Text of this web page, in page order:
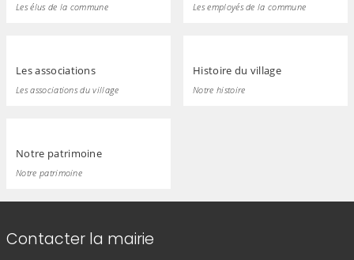
Les élus de la commune Les employés de la commune
Les associations
Les associations du village
Histoire du village
Notre histoire
Notre patrimoine
Notre patrimoine
Informations de contact
Contacter la mairie